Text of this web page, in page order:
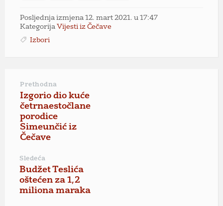
Posljednja izmjena 12. mart 2021. u 17:47
Kategorija Vijesti iz Čečave
Izbori
Prethodna
Izgorio dio kuće
četrnaestočlane
porodice
Simeunčić iz
Čečave
Sledeća
Budžet Teslića
oštećen za 1,2
miliona maraka